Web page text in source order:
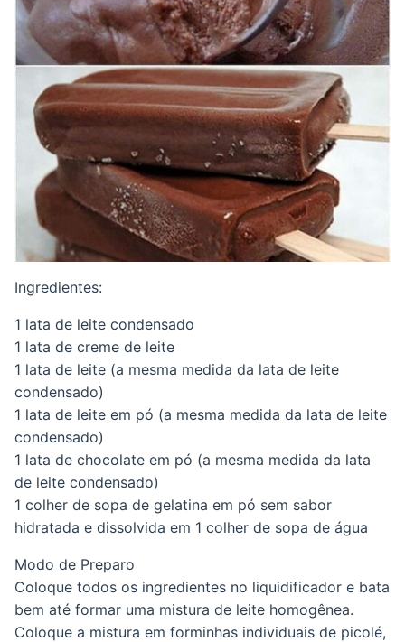
Ingredientes:
1 lata de leite condensado
1 lata de creme de leite
1 lata de leite (a mesma medida da lata de leite
condensado)
1 lata de leite em pó (a mesma medida da lata de leite
condensado)
1 lata de chocolate em pó (a mesma medida da lata
de leite condensado)
1 colher de sopa de gelatina em pó sem sabor
hidratada e dissolvida em 1 colher de sopa de água
Modo de Preparo
Coloque todos os ingredientes no liquidificador e bata
bem até formar uma mistura de leite homogênea.
Coloque a mistura em forminhas individuais de picolé,